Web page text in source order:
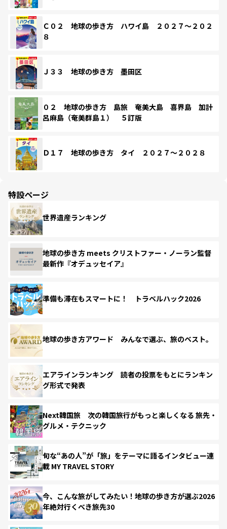
Ｃ０２ 地球の歩き方 ハワイ島 ２０２７～２０２
８
Ｊ３３ 地球の歩き方 墨田区
０２ 地球の歩き方 島旅 奄美大島 喜界島 加計
呂麻島（奄美群島１） ５訂版
Ｄ１７ 地球の歩き方 タイ ２０２７～２０２８
特設ページ
世界遺産ランキング
地球の歩き方 meets クリストファー・ノーラン監督
最新作『オデュッセイア』
準備も滞在もスマートに！ トラベルハック2026
地球の歩き方アワード みんなで選ぶ、旅のベスト。
エアラインランキング 読者の投票をもとにランキン
グ形式で発表
Next韓国旅 次の韓国旅行がもっと楽しくなる 旅先・
グルメ・テクニック
旬な“あの人”が「旅」をテーマに語るインタビュー連
載 MY TRAVEL STORY
今、こんな旅がしてみたい！地球の歩き方が選ぶ2026
年絶対行くべき旅先30